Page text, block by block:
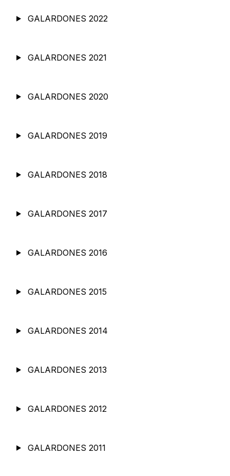
GALARDONES 2022
GALARDONES 2021
GALARDONES 2020
GALARDONES 2019
GALARDONES 2018
GALARDONES 2017
GALARDONES 2016
GALARDONES 2015
GALARDONES 2014
GALARDONES 2013
GALARDONES 2012
GALARDONES 2011